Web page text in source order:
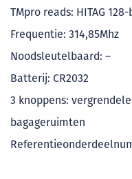
TMpro reads: HITAG 128-
Frequentie: 314,85Mhz
Noodsleutelbaard: –
Batterij: CR2032
3 knoppens:
bagageruimten